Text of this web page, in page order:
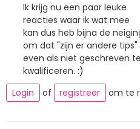
Ik krijg nu een paar leuke
reacties waar ik wat mee
kan dus heb bijna de
om dat "zijn er andere tips"
even als niet geschreven te
kwalificeren. :)
Login
of registreer om te